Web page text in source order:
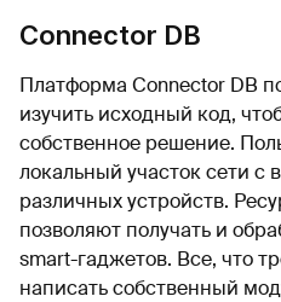
Connector DB
Платформа Connector DB
изучить исходный код,
собственное решение.
локальный участок сети с
различных устройств.
позволяют получать и
smart-гаджетов. Все, что
написать собственный